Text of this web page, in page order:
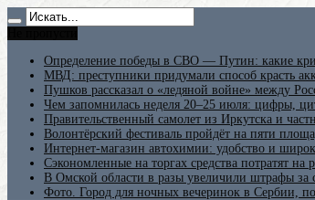
Определение победы в СВО — Путин: какие
МВД: преступники придумали способ красть
Пушков рассказал о «ледяной войне» между
Чем запомнилась неделя 20–25 июля: цифры,
Правительственный самолет из Иркутска и
Волонтёрский фестиваль пройдёт на пяти
Интернет-магазин автохимии: удобство и
Сэкономленные на торгах средства потратят
В Омской области в разы увеличили штрафы за
Фото. Город для ночных вечеринок в Сербии,